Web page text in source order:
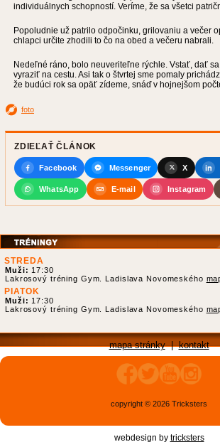
individuálnych schopností. Veríme, že sa všetci
Popoludnie už patrilo odpočinku, grilovaniu a večer
chlapci určite zhodili to čo na obed a večeru nabrali.
Nedeľné ráno, bolo neuveriteľne rýchle. Vstať, dať
vyraziť na cestu. Asi tak o štvrtej sme pomaly
že budúci rok sa opäť zídeme, snáď v hojnejšom
foto
ZDIEĽAŤ ČLÁNOK
Facebook Messenger X
WhatsApp E-mail Instagram
STREDA
Muži: 17:30
Lakrosový tréning Gym. Ladislava Novomeského
PIATOK
Muži: 17:30
Lakrosový tréning Gym. Ladislava Novomeského
mapa stránky|kontakt
copyright © 2026 Tricksters
webdesign by tricksters